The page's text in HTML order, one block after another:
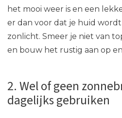
het mooi weer is en een
er dan voor dat je huid
zonlicht. Smeer je niet van
en bouw het rustig aan op
2. Wel of geen
dagelijks gebruiken